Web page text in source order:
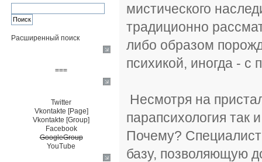
Расширенный поиск
===
Twitter
Vkontakte [Page]
Vkontakte [Group]
Facebook
GoogleGroup
YouTube
мистического
традиционно
либо образом
психикой, иногда - с
Несмотря на
парапсихология так
Почему?
базу, позволяющую